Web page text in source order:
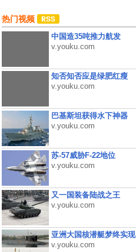
热门视频
中国造35吨推力航发
v.youku.com
知否知否应是绿肥红瘦
v.youku.com
巴基斯坦获得水下神器
v.youku.com
苏-57威胁F-22地位
v.youku.com
又一国装备陆战之王
v.youku.com
亚洲大国核潜艇梦终实现
v.youku.com